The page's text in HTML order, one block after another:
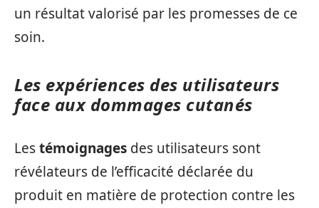
un résultat valorisé par les promesses de ce
soin.
Les expériences des utilisateurs
face aux dommages cutanés
Lestémoignages des utilisateurs sont
révélateurs de l’efficacité déclarée du
produit en matière de protection contre les